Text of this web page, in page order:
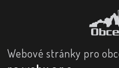
Webové stránky pro